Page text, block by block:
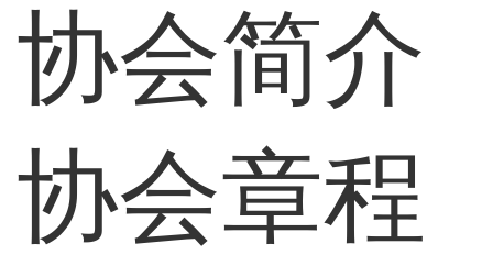
协会简介
协会章程